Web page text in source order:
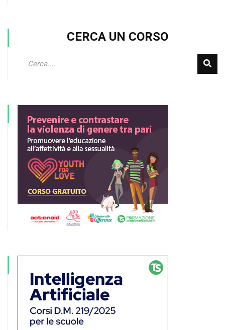
CERCA UN CORSO